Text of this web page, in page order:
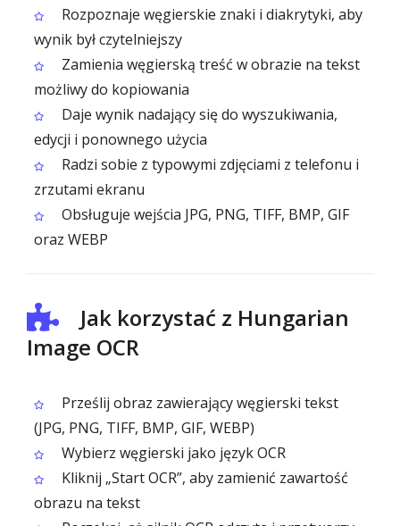
Rozpoznaje węgierskie znaki i diakrytyki, aby
wynik był czytelniejszy
Zamienia węgierską treść w obrazie na tekst
możliwy do kopiowania
Daje wynik nadający się do wyszukiwania,
edycji i ponownego użycia
Radzi sobie z typowymi zdjęciami z telefonu i
zrzutami ekranu
Obsługuje wejścia JPG, PNG, TIFF, BMP, GIF
oraz WEBP
Jak korzystać z Hungarian
Image OCR
Prześlij obraz zawierający węgierski tekst
(JPG, PNG, TIFF, BMP, GIF, WEBP)
Wybierz węgierski jako język OCR
Kliknij „Start OCR”, aby zamienić zawartość
obrazu na tekst